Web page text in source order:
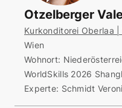
Otzelberger
Kurkonditorei Oberlaa |
Wien
Wohnort:
WorldSkills 2026
Experte: Schmidt